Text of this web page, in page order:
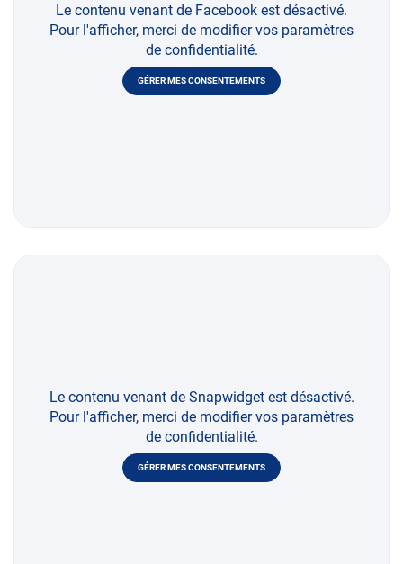
Le contenu venant de Facebook est désactivé.
Pour l'afficher, merci de modifier vos paramètres
de confidentialité.
GÉRER MES CONSENTEMENTS
Le contenu venant de Snapwidget est désactivé.
Pour l'afficher, merci de modifier vos paramètres
de confidentialité.
GÉRER MES CONSENTEMENTS